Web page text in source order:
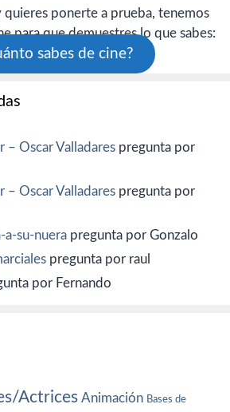
quieres ponerte a prueba, tenemos
para que demuestres lo que sabes:
sabes de cine?
– Oscar Valladares pregunta por
– Oscar Valladares pregunta por
a-su-nuera pregunta por Gonzalo
pregunta por raul
por Fernando
Actrices Animación Bases de